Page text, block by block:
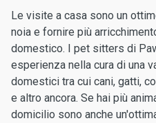
Le visite a casa sono un
noia e fornire più
domestico. I pet sitters di
esperienza nella cura di una
domestici tra cui cani, gatti,
e altro ancora. Se hai più
domicilio sono anche